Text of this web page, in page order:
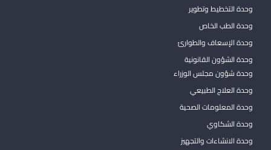
وحدة التخطيط وتطوير
وحدة الطب الخاص
وحدة الإسعاف والطوارئ
وحدة الشؤون القانونية
وحدة شؤون مجلس الوزراء
وحدة العلاج الطبيعي
وحدة المعلومات الصحية
وحدة الشكاوي
وحدة الانشاءات والتجهيز